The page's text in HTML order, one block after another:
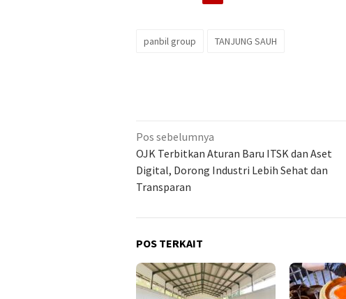
panbil group TANJUNG SAUH
Navigasi
pos
Pos sebelumnya
OJK Terbitkan Aturan Baru ITSK dan Aset
Digital, Dorong Industri Lebih Sehat dan
Transparan
POS TERKAIT